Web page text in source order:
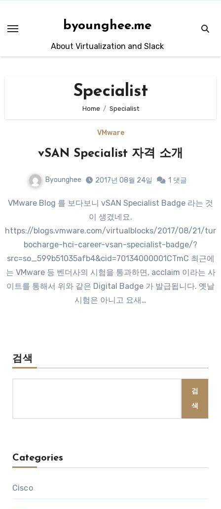
content
byounghee.me
About Virtualization and Slack
Specialist
Home Specialist
VMware
vSAN Specialist 자격 소개
Byounghee 2017년 08월 24일 1 댓글
VMware Blog 를 보다보니 vSAN Specialist Badge 라는 것
이 생겼네요.
https://blogs.vmware.com/virtualblocks/2017/08/21/tur
bocharge-hci-career-vsan-specialist-badge/?
src=so_599b51035afb4&cid=70134000001CTmC 최근에
는 VMware 등 벤더사의 시험을 통과하면, acclaim 이라는 사
이트를 통해서 위와 같은 Digital Badge 가 발급됩니다. 옛날
시험은 아니고 요새…
검색
검
색
Categories
Cisco